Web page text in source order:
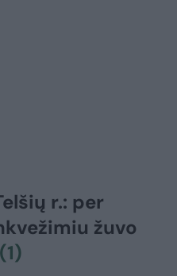
r.: per
žuvo
(1)